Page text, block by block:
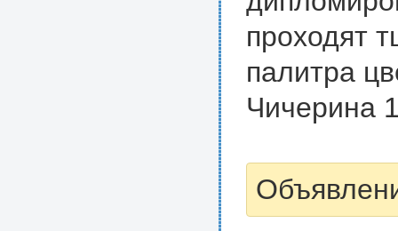
проходят
палитра
Чичерина